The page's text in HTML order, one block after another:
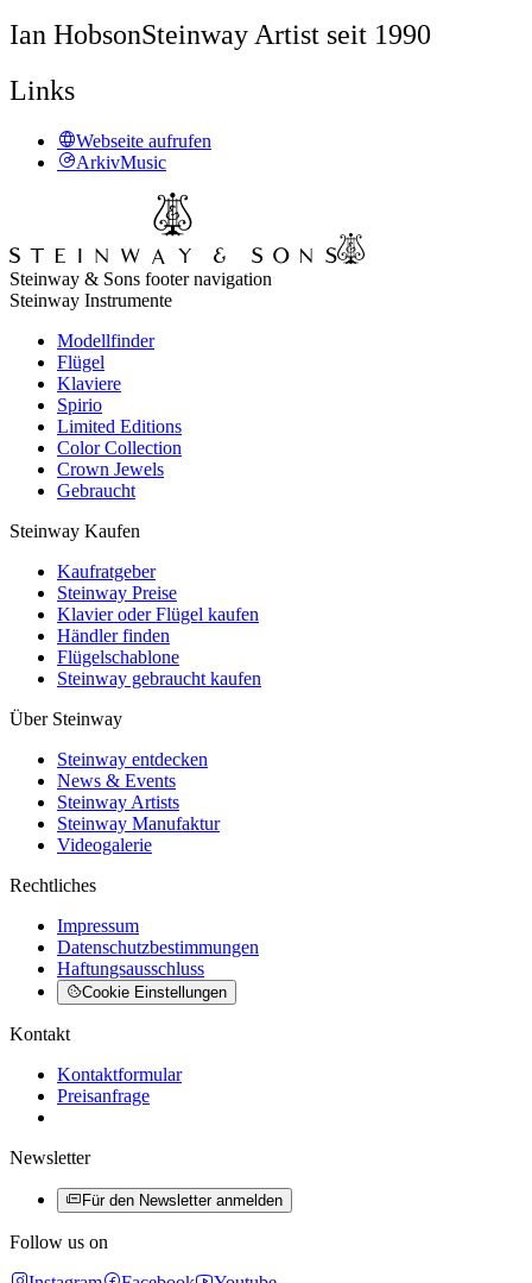
Ian HobsonSteinway Artist seit 1990
Links
Webseite aufrufen
ArkivMusic
Steinway & Sons footer navigation
Steinway Instrumente
Modellfinder
Flügel
Klaviere
Spirio
Limited Editions
Color Collection
Crown Jewels
Gebraucht
Steinway Kaufen
Kaufratgeber
Steinway Preise
Klavier oder Flügel kaufen
Händler finden
Flügelschablone
Steinway gebraucht kaufen
Über Steinway
Steinway entdecken
News & Events
Steinway Artists
Steinway Manufaktur
Videogalerie
Rechtliches
Impressum
Datenschutzbestimmungen
Haftungsausschluss
Cookie Einstellungen
Kontakt
Kontaktformular
Preisanfrage
Newsletter
Für den Newsletter anmelden
Follow us on